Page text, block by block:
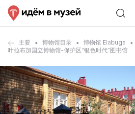
主要 博物馆目录
博物馆 Elabuga
叶拉布加国立博物馆-保护区“银色时代”图书馆